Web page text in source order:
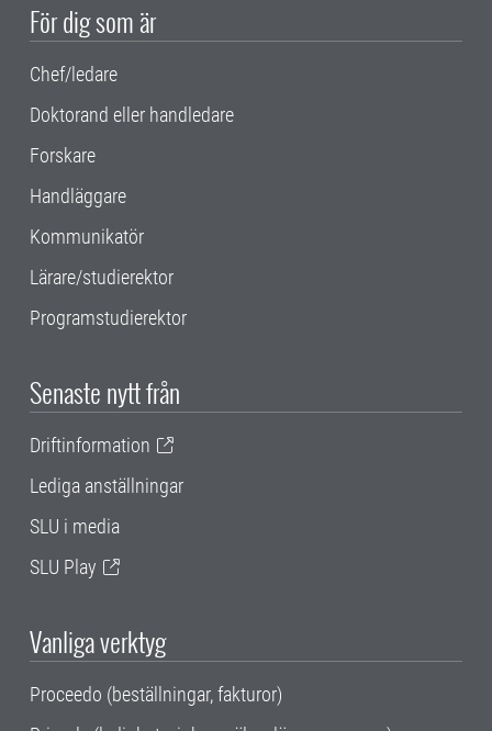
För dig som är
Chef/ledare
Doktorand eller handledare
Forskare
Handläggare
Kommunikatör
Lärare/studierektor
Programstudierektor
Senaste nytt från
Driftinformation
Lediga anställningar
SLU i media
SLU Play
Vanliga verktyg
Proceedo (beställningar, fakturor)